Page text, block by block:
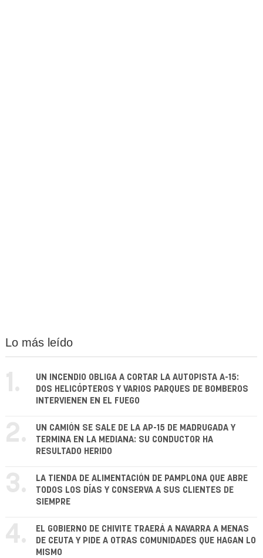
Lo más leído
1.
UN INCENDIO OBLIGA A CORTAR LA AUTOPISTA A-15:
DOS HELICÓPTEROS Y VARIOS PARQUES DE BOMBEROS
INTERVIENEN EN EL FUEGO
2.
UN CAMIÓN SE SALE DE LA AP-15 DE MADRUGADA Y
TERMINA EN LA MEDIANA: SU CONDUCTOR HA
RESULTADO HERIDO
3.
LA TIENDA DE ALIMENTACIÓN DE PAMPLONA QUE ABRE
TODOS LOS DÍAS Y CONSERVA A SUS CLIENTES DE
SIEMPRE
4.
EL GOBIERNO DE CHIVITE TRAERÁ A NAVARRA A MENAS
DE CEUTA Y PIDE A OTRAS COMUNIDADES QUE HAGAN LO
MISMO